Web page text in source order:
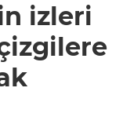
izleri